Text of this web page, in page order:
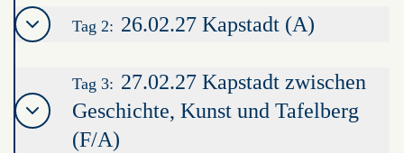
Tag 2: 26.02.27 Kapstadt (A)
Tag 3: 27.02.27 Kapstadt zwischen
Geschichte, Kunst und Tafelberg
(F/A)